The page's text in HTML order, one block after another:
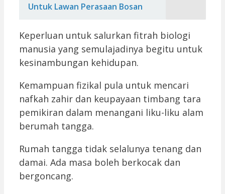
Untuk Lawan Perasaan Bosan
Keperluan untuk salurkan fitrah biologi
manusia yang semulajadinya begitu untuk
kesinambungan kehidupan.
Kemampuan fizikal pula untuk mencari
nafkah zahir dan keupayaan timbang tara
pemikiran dalam menangani liku-liku alam
berumah tangga.
Rumah tangga tidak selalunya tenang dan
damai. Ada masa boleh berkocak dan
bergoncang.